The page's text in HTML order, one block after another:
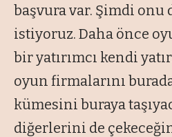
başvura var. Şimdi onu
istiyoruz. Daha önce
bir yatırımcı kendi
oyun firmalarını
kümesini buraya
diğerlerini de